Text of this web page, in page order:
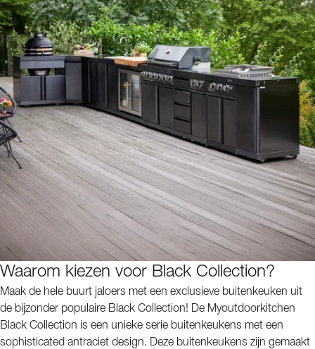
Waarom kiezen voor Black Collection?
Maak de hele buurt jaloers met een exclusieve buitenkeuken uit
de bijzonder populaire Black Collection! De Myoutdoorkitchen
Black Collection is een unieke serie buitenkeukens met een
sophisticated antraciet design. Deze buitenkeukens zijn gemaakt